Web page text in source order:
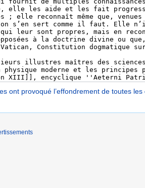
ont provoqué l’effondrement de toutes